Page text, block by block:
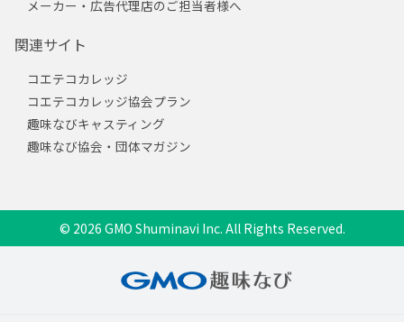
メーカー・広告代理店のご担当者様へ
関連サイト
コエテコカレッジ
コエテコカレッジ協会プラン
趣味なびキャスティング
趣味なび協会・団体マガジン
© 2026 GMO Shuminavi Inc. All Rights Reserved.